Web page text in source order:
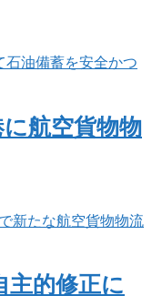
油備蓄を安全かつ
航空貨物物
新たな航空貨物物流
的修正に